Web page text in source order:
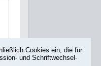
Cookies ein, die für
und Schriftwechsel-